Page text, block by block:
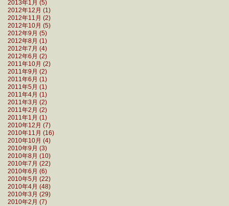
2013年1月 (5)
2012年12月 (1)
2012年11月 (2)
2012年10月 (5)
2012年9月 (5)
2012年8月 (1)
2012年7月 (4)
2012年6月 (2)
2011年10月 (2)
2011年9月 (2)
2011年6月 (1)
2011年5月 (1)
2011年4月 (1)
2011年3月 (2)
2011年2月 (2)
2011年1月 (1)
2010年12月 (7)
2010年11月 (16)
2010年10月 (4)
2010年9月 (3)
2010年8月 (10)
2010年7月 (22)
2010年6月 (6)
2010年5月 (22)
2010年4月 (48)
2010年3月 (29)
2010年2月 (7)